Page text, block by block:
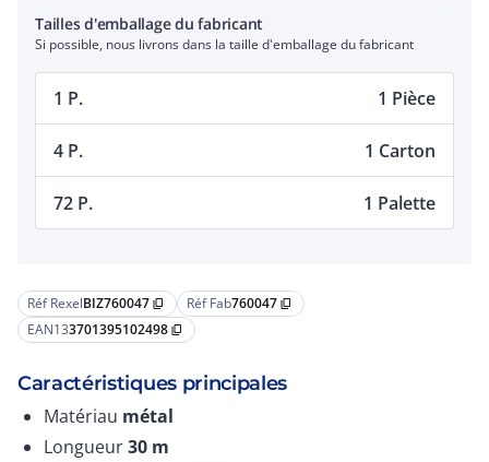
Réf RexelBIZ760047 content_copy Réf Fab760047 content_copy
EAN133701395102498 content_copy
Caractéristiques principales
Matériau métal
Longueur30 m
Tailles d'emballage du fabricant
Si possible, nous livrons dans la taille d'emballage du fabricant
1 P. 1 Pièce
4 P. 1 Carton
72 P. 1 Palette